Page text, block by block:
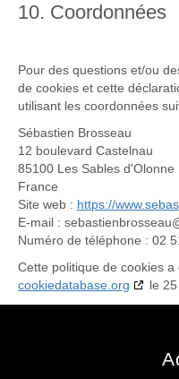
10. Coordonnées
Pour des questions et/ou
de cookies et cette
utilisant les coordonnées
Sébastien Brosseau
12 boulevard Castelnau
85100 Les Sables d'Olonne
France
Site web : https://
E-mail :
Numéro de téléphone : ‭02
Cette politique de cookies
cookiedatabase.org
le